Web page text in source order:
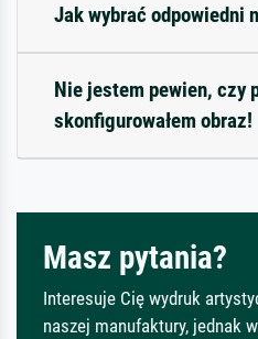
Jak wybrać odpowiedni
Nie jestem pewien, czy
skonfigurowałem obraz!
Masz pytania?
Interesuje Cię wydruk
naszej manufaktury, jednak